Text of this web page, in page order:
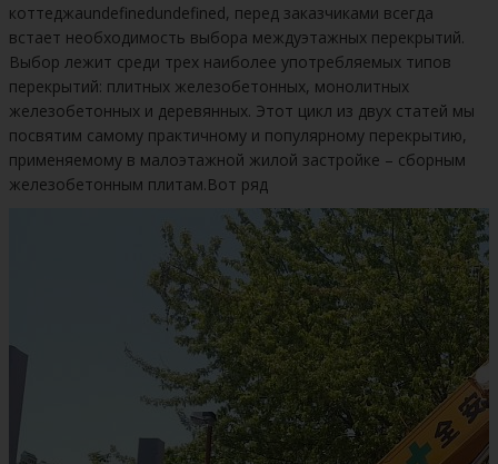
коттеджаundefinedundefined, перед заказчиками всегда
встает необходимость выбора междуэтажных перекрытий.
Выбор лежит среди трех наиболее употребляемых типов
перекрытий: плитных железобетонных, монолитных
железобетонных и деревянных. Этот цикл из двух статей мы
посвятим самому практичному и популярному перекрытию,
применяемому в малоэтажной жилой застройке – сборным
железобетонным плитам.Вот ряд